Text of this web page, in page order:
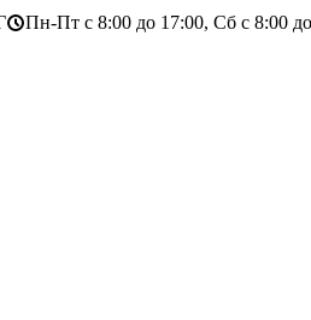
Пн-Пт с 8:00 до 17:00, Сб с 8:00